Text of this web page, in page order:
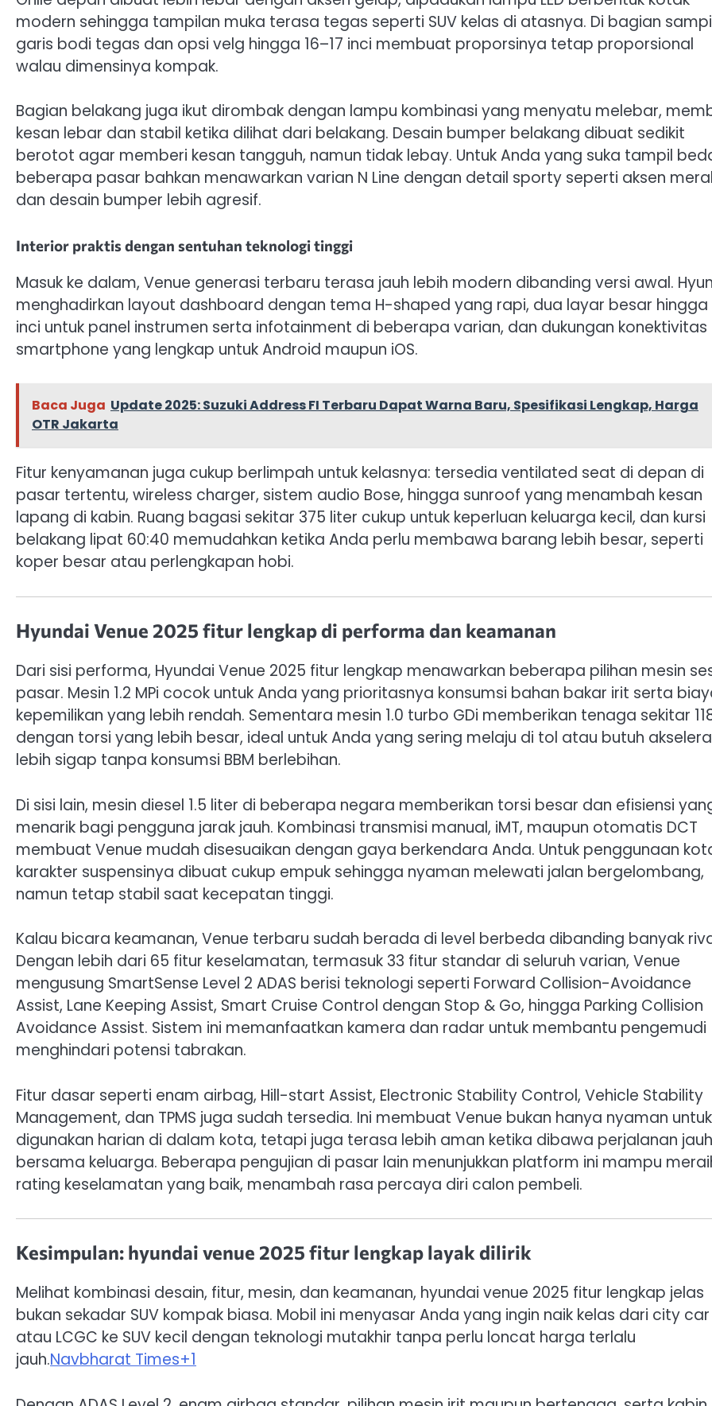
modern sehingga tampilan muka terasa tegas seperti SUV kelas di atasnya. Di bagian
garis bodi tegas dan opsi velg hingga 16–17 inci membuat proporsinya tetap proporsional
walau dimensinya kompak.
Bagian belakang juga ikut dirombak dengan lampu kombinasi yang menyatu melebar,
kesan lebar dan stabil ketika dilihat dari belakang. Desain bumper belakang dibuat sedikit
berotot agar memberi kesan tangguh, namun tidak lebay. Untuk Anda yang suka tampil
beberapa pasar bahkan menawarkan varian N Line dengan detail sporty seperti aksen
dan desain bumper lebih agresif.
Interior praktis dengan sentuhan teknologi tinggi
Masuk ke dalam, Venue generasi terbaru terasa jauh lebih modern dibanding versi awal.
menghadirkan layout dashboard dengan tema H-shaped yang rapi, dua layar besar hingga
inci untuk panel instrumen serta infotainment di beberapa varian, dan dukungan konektivitas
smartphone yang lengkap untuk Android maupun iOS.
Baca Juga Update 2025: Suzuki Address FI Terbaru Dapat Warna Baru, Spesifikasi Lengkap, Harga
OTR Jakarta
Fitur kenyamanan juga cukup berlimpah untuk kelasnya: tersedia ventilated seat di depan di
pasar tertentu, wireless charger, sistem audio Bose, hingga sunroof yang menambah kesan
lapang di kabin. Ruang bagasi sekitar 375 liter cukup untuk keperluan keluarga kecil, dan kursi
belakang lipat 60:40 memudahkan ketika Anda perlu membawa barang lebih besar, seperti
koper besar atau perlengkapan hobi.
Hyundai Venue 2025 fitur lengkap di performa dan keamanan
Dari sisi performa, Hyundai Venue 2025 fitur lengkap menawarkan beberapa pilihan mesin
pasar. Mesin 1.2 MPi cocok untuk Anda yang prioritasnya konsumsi bahan bakar irit serta
kepemilikan yang lebih rendah. Sementara mesin 1.0 turbo GDi memberikan tenaga sekitar
dengan torsi yang lebih besar, ideal untuk Anda yang sering melaju di tol atau butuh
lebih sigap tanpa konsumsi BBM berlebihan.
Di sisi lain, mesin diesel 1.5 liter di beberapa negara memberikan torsi besar dan efisiensi
menarik bagi pengguna jarak jauh. Kombinasi transmisi manual, iMT, maupun otomatis DCT
membuat Venue mudah disesuaikan dengan gaya berkendara Anda. Untuk penggunaan
karakter suspensinya dibuat cukup empuk sehingga nyaman melewati jalan bergelombang,
namun tetap stabil saat kecepatan tinggi.
Kalau bicara keamanan, Venue terbaru sudah berada di level berbeda dibanding banyak
Dengan lebih dari 65 fitur keselamatan, termasuk 33 fitur standar di seluruh varian, Venue
mengusung SmartSense Level 2 ADAS berisi teknologi seperti Forward Collision-Avoidance
Assist, Lane Keeping Assist, Smart Cruise Control dengan Stop & Go, hingga Parking Collision
Avoidance Assist. Sistem ini memanfaatkan kamera dan radar untuk membantu pengemudi
menghindari potensi tabrakan.
Fitur dasar seperti enam airbag, Hill-start Assist, Electronic Stability Control, Vehicle Stability
Management, dan TPMS juga sudah tersedia. Ini membuat Venue bukan hanya nyaman untuk
digunakan harian di dalam kota, tetapi juga terasa lebih aman ketika dibawa perjalanan jauh
bersama keluarga. Beberapa pengujian di pasar lain menunjukkan platform ini mampu
rating keselamatan yang baik, menambah rasa percaya diri calon pembeli.
Kesimpulan: hyundai venue 2025 fitur lengkap layak dilirik
Melihat kombinasi desain, fitur, mesin, dan keamanan, hyundai venue 2025 fitur lengkap jelas
bukan sekadar SUV kompak biasa. Mobil ini menyasar Anda yang ingin naik kelas dari city car
atau LCGC ke SUV kecil dengan teknologi mutakhir tanpa perlu loncat harga terlalu
jauh.Navbharat Times+1